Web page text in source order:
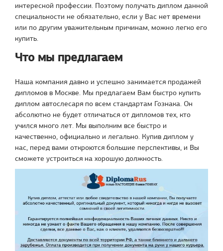
интересной профессии. Поэтому получать диплом данной
специальности не обязательно, если у Вас нет времени
или по другим уважительным причинам, можно легко его
купить.
Что мы предлагаем
Наша компания давно и успешно занимается продажей
дипломов в Москве. Мы предлагаем Вам быстро купить
диплом автослесаря по всем стандартам Гознака. Он
абсолютно не будет отличаться от дипломов тех, кто
учился много лет. Мы выполним все быстро и
качественно, официально и легально. Купив диплом у
нас, перед вами откроются большие перспективы, и Вы
сможете устроиться на хорошую должность.